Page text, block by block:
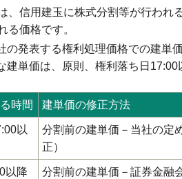
、信用建玉に株式分割等が行われ
る価格です。
の発表する権利処理価格での建単
建単価は、原則、権利落ち日
時間 建単価の修正方法
以
分割前の建単価－当社の定
正）
以降 分割前の建単価－証券金融